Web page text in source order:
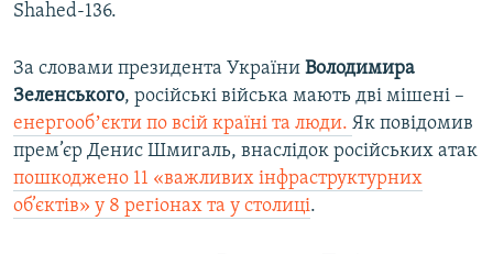
Shahed-136.
За словами президента України Володимира
Зеленського, російські війська мають дві мішені –
енергообʼєкти по всій країні та люди. Як повідомив
прем’єр Денис Шмигаль, внаслідок російських атак
пошкоджено 11 «важливих інфраструктурних
об’єктів» у 8 регіонах та у столиці.